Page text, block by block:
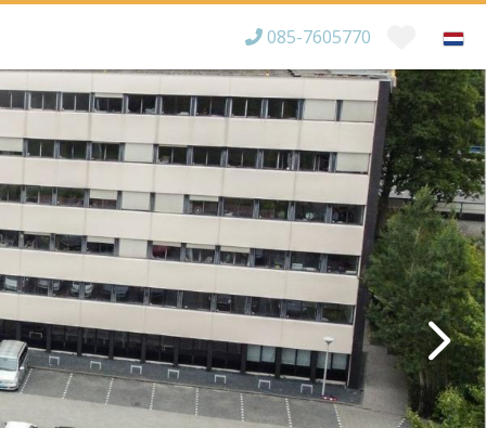
085-7605770
Bereikbaar tot
×